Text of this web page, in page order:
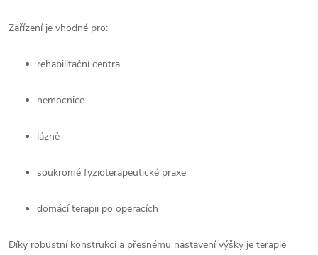
Zařízení je vhodné pro:
rehabilitační centra
nemocnice
lázně
soukromé fyzioterapeutické praxe
domácí terapii po operacích
Díky robustní konstrukci a přesnému nastavení výšky je terapie